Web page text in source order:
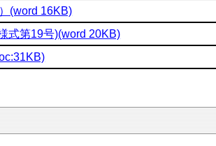
(word 16KB)
式第19号)(word 20KB)